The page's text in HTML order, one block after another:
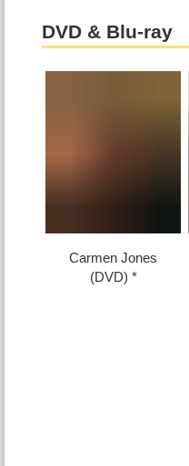
DVD & Blu-ray
Carmen Jones
(DVD)